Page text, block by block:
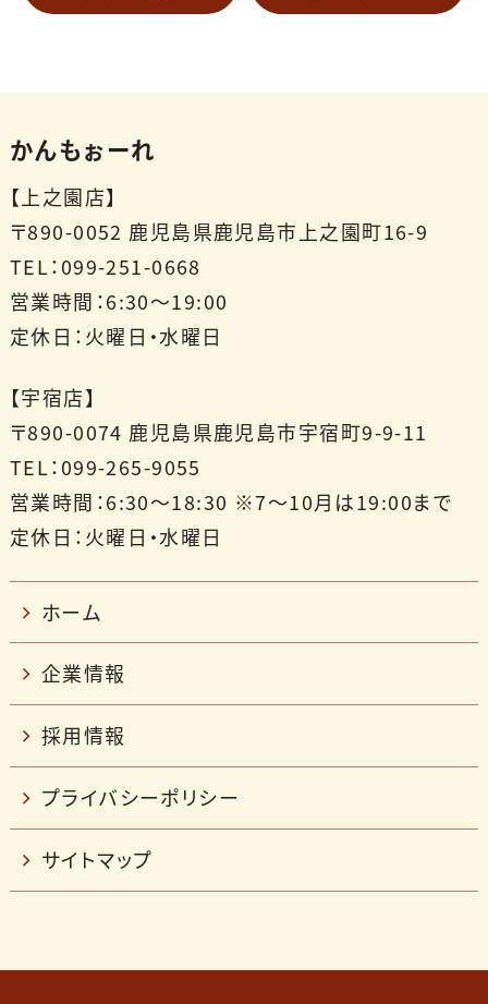
かんもぉーれ
【上之園店】
〒890-0052 鹿児島県鹿児島市上之園町16-9
TEL：099-251-0668
営業時間：6:30～19:00
定休日：火曜日・水曜日
【宇宿店】
〒890-0074 鹿児島県鹿児島市宇宿町9-9-11
TEL：099-265-9055
営業時間：6:30～18:30 ※7～10月は19:00まで
定休日：火曜日・水曜日
ホーム
企業情報
採用情報
プライバシーポリシー
サイトマップ